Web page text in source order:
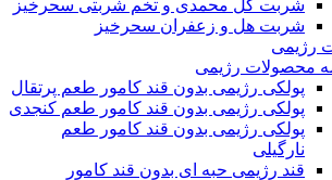
شربت گل محمدی و تخم شربتی سحرخیز
شربت هل و زعفران سحرخیز
رژیمی
محصولات رژیمی
پولکی رژیمی بدون قند کامور طعم پرتقال
پولکی رژیمی بدون قند کامور طعم کنجدی
پولکی رژیمی بدون قند کامور طعم
نارگیلی
قند رژیمی حبه ای بدون قند کامور